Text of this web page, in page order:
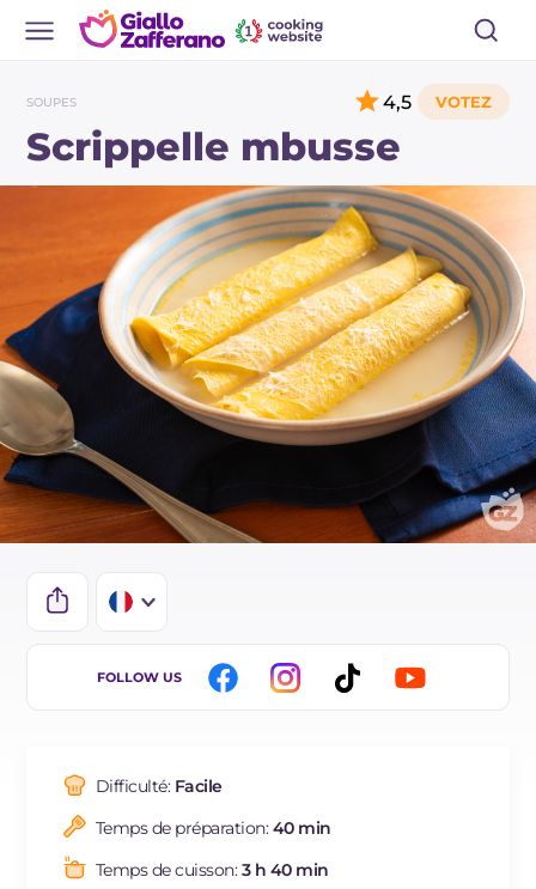
SOUPES
Scrippelle mbusse
4,5
IT
ES
BR
NL
FOLLOW US
Difficulté: Facile
Temps de préparation:40 min
Temps de cuisson:3 h 40 min